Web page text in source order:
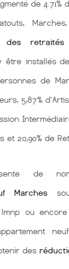
de 4.71%
Marches,
des retraités
installés
de
5,87%
et 20,90% de
de
Marches
ou
des